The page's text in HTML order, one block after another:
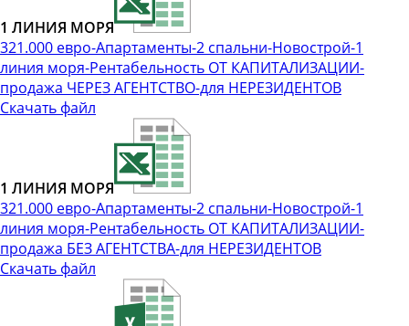
1 ЛИНИЯ МОРЯ
321.000 евро-Апартаменты-2 спальни-Новострой-1
линия моря-Рентабельность ОТ КАПИТАЛИЗАЦИИ-
продажа ЧЕРЕЗ АГЕНТСТВО-для НЕРЕЗИДЕНТОВ
Скачать файл
1 ЛИНИЯ МОРЯ
321.000 евро-Апартаменты-2 спальни-Новострой-1
линия моря-Рентабельность ОТ КАПИТАЛИЗАЦИИ-
продажа БЕЗ АГЕНТСТВА-для НЕРЕЗИДЕНТОВ
Скачать файл